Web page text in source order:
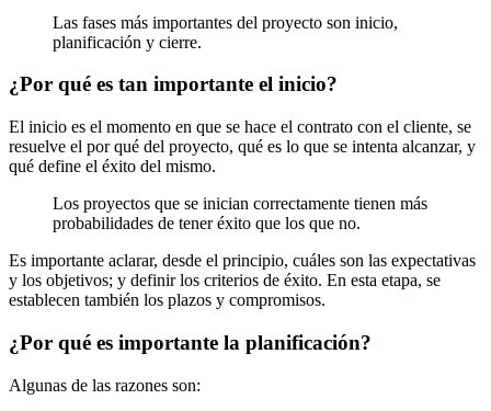
Las fases más importantes del proyecto son inicio,
planificación y cierre.
¿Por qué es tan importante el inicio?
El inicio es el momento en que se hace el contrato con el cliente, se
resuelve el por qué del proyecto, qué es lo que se intenta alcanzar, y
qué define el éxito del mismo.
Los proyectos que se inician correctamente tienen más
probabilidades de tener éxito que los que no.
Es importante aclarar, desde el principio, cuáles son las expectativas
y los objetivos; y definir los criterios de éxito. En esta etapa, se
establecen también los plazos y compromisos.
¿Por qué es importante la planificación?
Algunas de las razones son: